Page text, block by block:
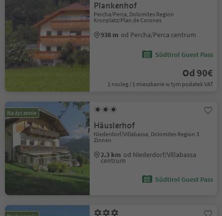
Plankenhof
Percha/Perca, Dolomites Region
Kronplatz/Plan de Corones
938 m od Percha/Perca centrum
Südtirol Guest Pass
Od 90€
1 nocleg / 1 mieszkanie w tym podatek VAT
Na życzenie
Häuslerhof
Niederdorf/Villabassa, Dolomites Region 3
Zinnen
2.3 km od Niederdorf/Villabassa
centrum
Südtirol Guest Pass